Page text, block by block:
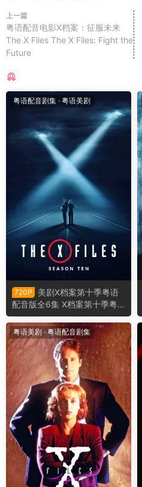
上一篇
粤语配音电影X档案：征服未来
The X Files The X Files: Fight the
Future
粤语配音剧集 · 粤语美剧
720P
美剧X档案第十季粤语
配音版全6集 X档案第十季粤
语版
粤语美剧 · 粤语配音剧集